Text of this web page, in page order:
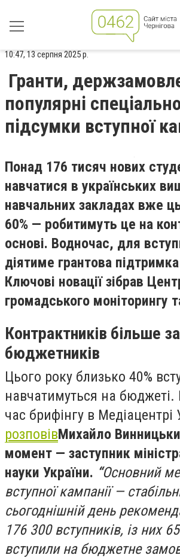
10:47, 13 серпня 2025 р.
Гранти,
популярні
підсумки вступної
Понад 176 тисяч нових
навчатися в українських
навчальних закладах вже
60% — робитимуть це на
основі. Водночас, для
діятиме грантова
Ключові новації зібрав
громадського моніторингу
Контрактників більше за
бюджетників
Цього року близько 40%
навчатимуться на бюджеті.
час брифінгу в Медіацентрі
розповівМихайло
момент — заступник
науки України. “Основний
вступної кампанії —
сьогоднішній день
176 300 вступників, із них
вступили на бюджетне